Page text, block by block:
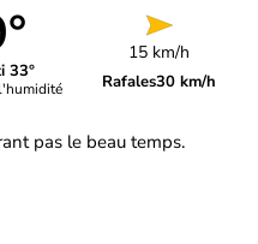
33°
15 km/h
Rafales30 km/h
pas le beau temps.